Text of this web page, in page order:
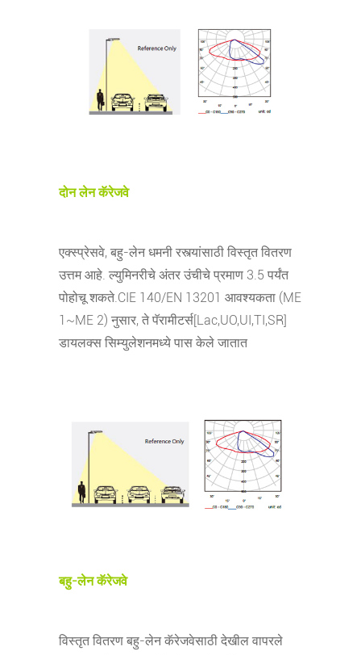
दोन लेन कॅरेजवे
एक्स्प्रेसवे, बहु-लेन धमनी रस्त्यांसाठी विस्तृत वितरण
उत्तम आहे. ल्युमिनरीचे अंतर उंचीचे प्रमाण 3.5 पर्यंत
पोहोचू शकते.CIE 140/EN 13201 आवश्यकता (ME
1~ME 2) नुसार, ते पॅरामीटर्स[Lac,UO,UI,TI,SR]
डायलक्स सिम्युलेशनमध्ये पास केले जातात
बहु-लेन कॅरेजवे
विस्तृत वितरण बहु-लेन कॅरेजवेसाठी देखील वापरले